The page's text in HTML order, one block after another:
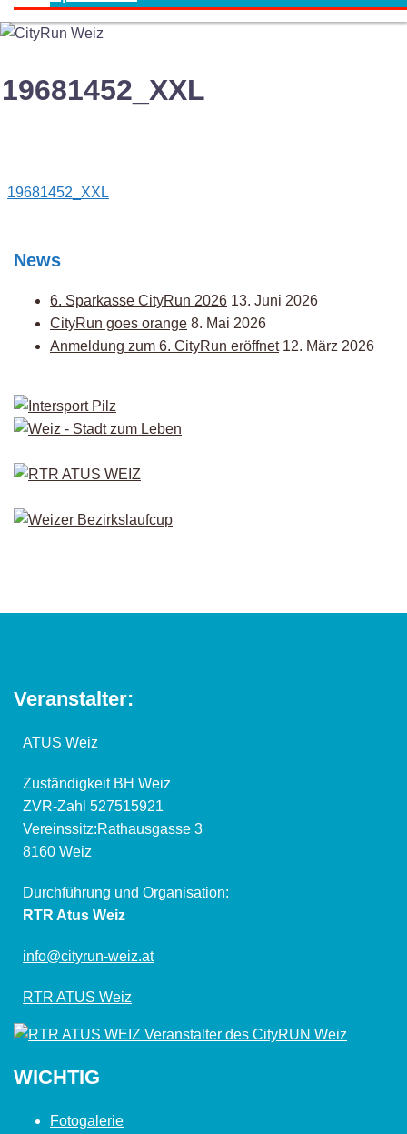
19681452_XXL
Post
19681452_XXL
News
6. Sparkasse CityRun 2026 13. Juni 2026
CityRun goes orange 8. Mai 2026
Anmeldung zum 6. CityRun eröffnet 12. März 2026
Veranstalter:
ATUS Weiz
Zuständigkeit BH Weiz
ZVR-Zahl 527515921
Vereinssitz:Rathausgasse 3
8160 Weiz
Durchführung und Organisation:
RTR Atus Weiz
info@cityrun-weiz.at
RTR ATUS Weiz
WICHTIG
Fotogalerie